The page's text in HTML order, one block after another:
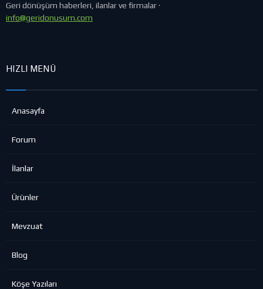
Geri dönüşüm haberleri, ilanlar ve firmalar ·
info@geridonusum.com
HIZLI MENÜ
Anasayfa
Forum
İlanlar
Ürünler
Mevzuat
Blog
Köşe Yazıları